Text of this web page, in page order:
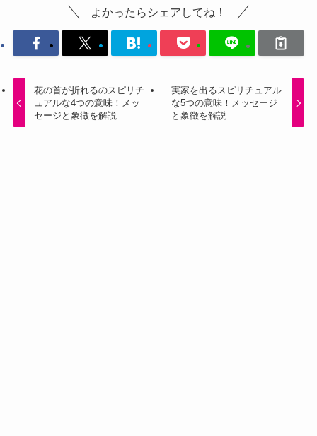
よかったらシェアしてね！
花の首が折れるのスピリチ
ュアルな4つの意味！メッ
セージと象徴を解説
実家を出るスピリチュアル
な5つの意味！メッセージ
と象徴を解説